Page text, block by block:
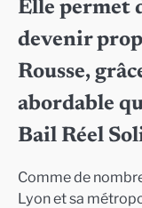
Elle permet
devenir
Rousse,
abordable
Bail Réel
Comme de
Lyon et sa